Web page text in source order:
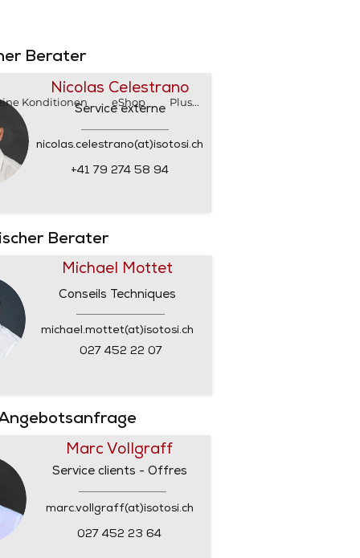
Konditionen eShop Plus...
Berater
Nicolas Celestrano
Service externe
nicolas.celestrano(at)isotosi.ch
+41 79 274 58 94
Berater
Michael Mottet
Conseils Techniques
michael.mottet(at)isotosi.ch
027 452 22 07
Marc Vollgraff
Service clients - Offres
marc.vollgraff(at)isotosi.ch
027 452 23 64